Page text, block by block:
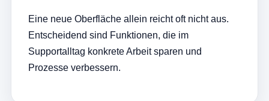
Eine neue Oberfläche allein reicht oft nicht aus.
Entscheidend sind Funktionen, die im
Supportalltag konkrete Arbeit sparen und
Prozesse verbessern.